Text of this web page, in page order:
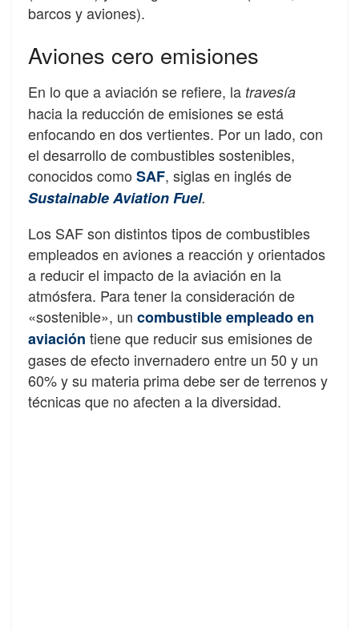
barcos y aviones).
Aviones cero emisiones
En lo que a aviación se refiere, la travesía
hacia la reducción de emisiones se está
enfocando en dos vertientes. Por un lado, con
el desarrollo de combustibles sostenibles,
conocidos como SAF, siglas en inglés de
Sustainable Aviation Fuel.
Los SAF son distintos tipos de combustibles
empleados en aviones a reacción y orientados
a reducir el impacto de la aviación en la
atmósfera. Para tener la consideración de
«sostenible», un combustible empleado en
aviación tiene que reducir sus emisiones de
gases de efecto invernadero entre un 50 y un
60% y su materia prima debe ser de terrenos y
técnicas que no afecten a la diversidad.